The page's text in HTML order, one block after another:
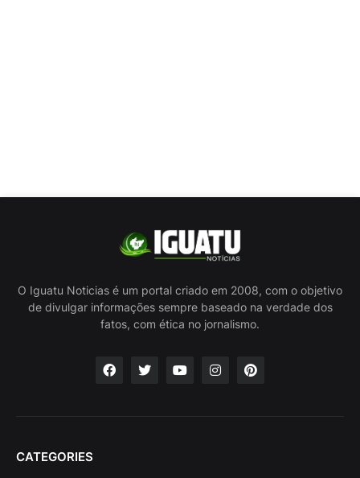
O Iguatu Noticias é um portal criado em 2008, com o objetivo
de divulgar informações sempre baseado na verdade dos
fatos, com ética no jornalismo.
CATEGORIES